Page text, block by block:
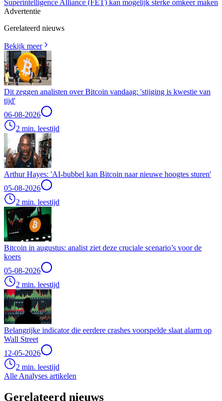
Superintelligence Alliance (FET) kan mogelijk sterke omkeer maken
Advertentie
Gerelateerd nieuws
Bekijk meer
Dit zeggen analisten over Bitcoin vandaag: 'stijging is kwestie van
tijd'
06-08-2026
2 min. leestijd
Arthur Hayes: 'AI-bubbel kan Bitcoin naar nieuwe hoogtes sturen'
05-08-2026
2 min. leestijd
Bitcoin in augustus: analist ziet deze cruciale scenario’s voor de
koers
05-08-2026
2 min. leestijd
Belangrijke indicator die eerdere crashes voorspelde slaat alarm op
Wall Street
12-05-2026
2 min. leestijd
Alle Analyses artikelen
Gerelateerd nieuws